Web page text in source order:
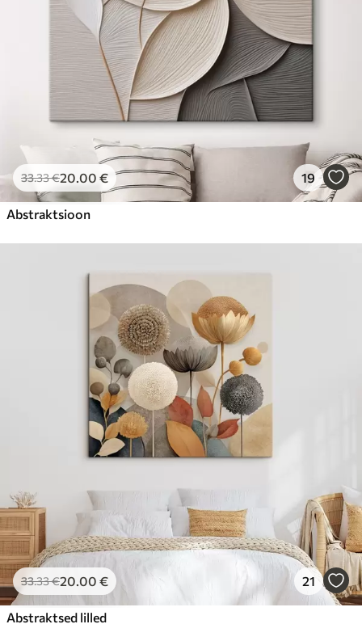
33.33€20.00 € 19
Abstraktsioon
33.33€20.00 € 21
Abstraktsed lilled